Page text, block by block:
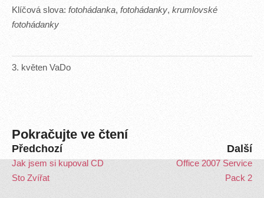
3. květen VaDo
Klíčová slova: fotohádanka, fotohádanky, krumlovské
fotohádanky
Pokračujte ve čtení
Další
Office 2007 Service
Pack 2
Předchozí
Jak jsem si kupoval CD
Sto Zvířat